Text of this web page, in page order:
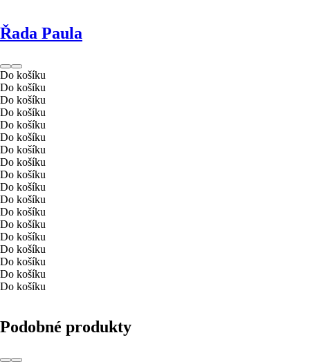
Řada Paula
Do košíku
Do košíku
Do košíku
Do košíku
Do košíku
Do košíku
Do košíku
Do košíku
Do košíku
Do košíku
Do košíku
Do košíku
Do košíku
Do košíku
Do košíku
Do košíku
Do košíku
Do košíku
Podobné produkty